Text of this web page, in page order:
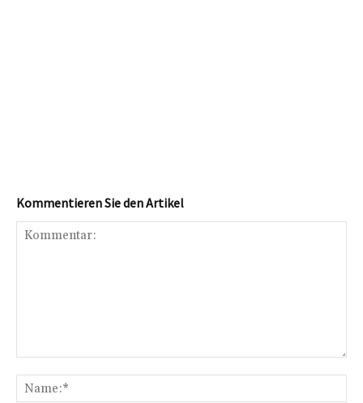
Kommentieren Sie den Artikel